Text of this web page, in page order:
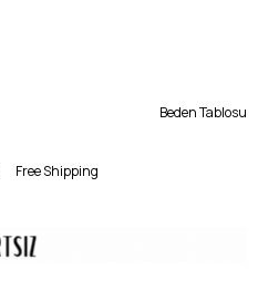
Beden Tablosu
Free Shipping